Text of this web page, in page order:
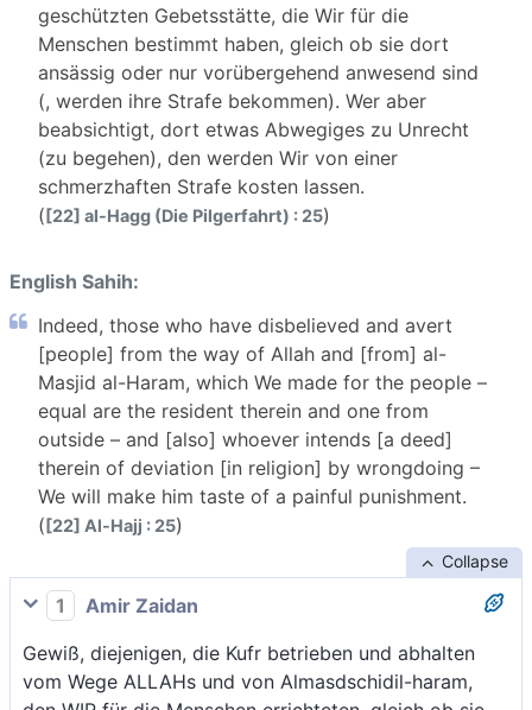
geschützten Gebetsstätte, die Wir für die
Menschen bestimmt haben, gleich ob sie dort
ansässig oder nur vorübergehend anwesend sind
(, werden ihre Strafe bekommen). Wer aber
beabsichtigt, dort etwas Abwegiges zu Unrecht
(zu begehen), den werden Wir von einer
schmerzhaften Strafe kosten lassen.
([22] al-Hagg (Die Pilgerfahrt) : 25)
English Sahih:
Indeed, those who have disbelieved and avert
[people] from the way of Allah and [from] al-
Masjid al-Haram, which We made for the people –
equal are the resident therein and one from
outside – and [also] whoever intends [a deed]
therein of deviation [in religion] by wrongdoing –
We will make him taste of a painful punishment.
([22] Al-Hajj : 25)
Collapse
1
Amir Zaidan
Gewiß, diejenigen, die Kufr betrieben und abhalten
vom Wege ALLAHs und von Almasdschidil-haram,